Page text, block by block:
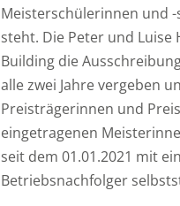
Meisterschülerinnen und
steht. Die Peter und
Building die
alle zwei Jahre vergeben
Preisträgerinnen und
eingetragenen
seit dem 01.01.2021 mit
Betriebsnachfolger